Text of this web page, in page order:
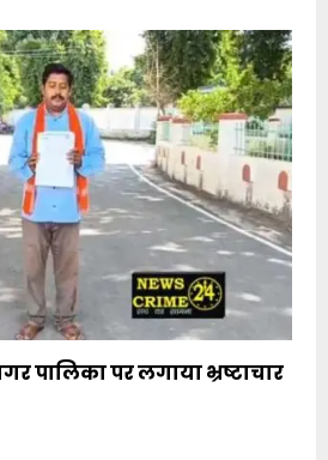
पालिका पर लगाया भ्रष्टाचार